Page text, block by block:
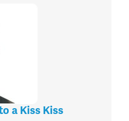
a Kiss Kiss